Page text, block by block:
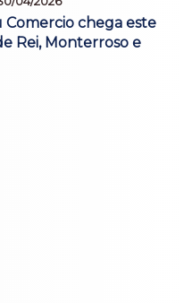
Comercio chega este
Rei, Monterroso e